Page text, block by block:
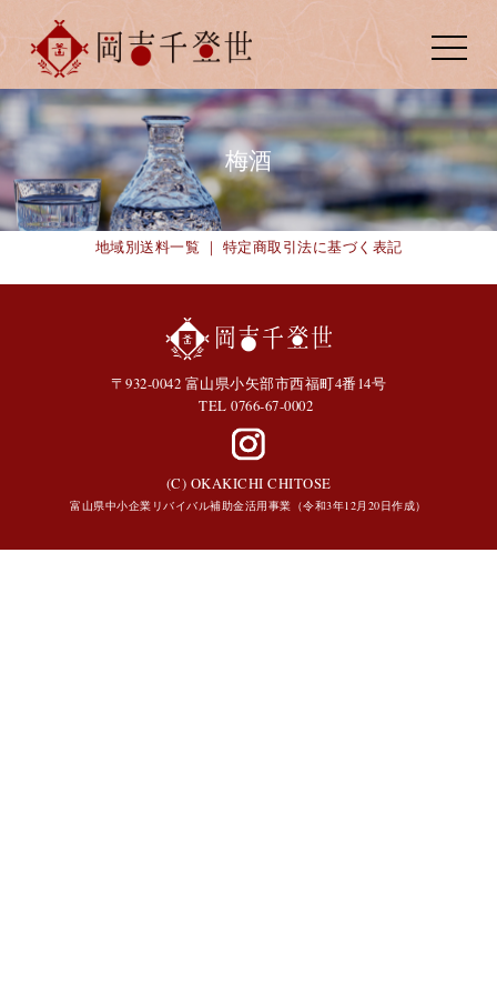
toggle
梅酒
地域別送料一覧 ｜ 特定商取引法に基づく表記
〒932-0042 富山県小矢部市西福町4番14号
TEL 0766-67-0002
(C) OKAKICHI CHITOSE
富山県中小企業リバイバル補助金活用事業（令和3年12月20日作成）